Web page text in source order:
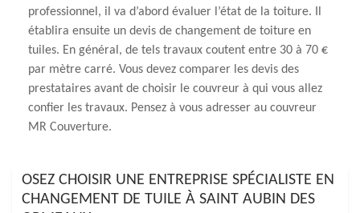
professionnel, il va d’abord évaluer l’état de la toiture. Il
établira ensuite un devis de changement de toiture en
tuiles. En général, de tels travaux coutent entre 30 à 70 €
par mètre carré. Vous devez comparer les devis des
prestataires avant de choisir le couvreur à qui vous allez
confier les travaux. Pensez à vous adresser au couvreur
MR Couverture.
OSEZ CHOISIR UNE ENTREPRISE SPÉCIALISTE EN
CHANGEMENT DE TUILE À SAINT AUBIN DES